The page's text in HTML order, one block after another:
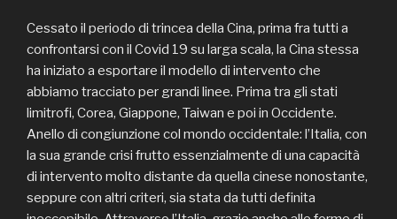
Cessato il periodo di trincea della Cina, prima fra tutti a
confrontarsi con il Covid 19 su larga scala, la Cina stessa
ha iniziato a esportare il modello di intervento che
abbiamo tracciato per grandi linee. Prima tra gli stati
limitrofi, Corea, Giappone, Taiwan e poi in Occidente.
Anello di congiunzione col mondo occidentale: l’Italia, con
la sua grande crisi frutto essenzialmente di una capacità
di intervento molto distante da quella cinese nonostante,
seppure con altri criteri, sia stata da tutti definita